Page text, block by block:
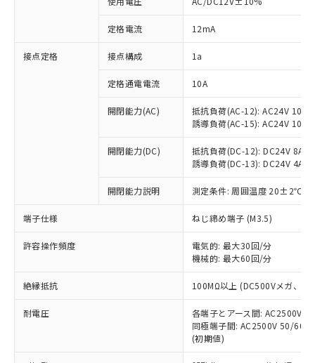
定格電流 12mA
接点定格 接点構成 1a
定格通電電流 10A
開閉能力(AC)
抵抗負荷(AC-12): AC24V 10A/
誘導負荷(AC-15): AC24V
開閉能力(DC)
抵抗負荷(DC-12): DC24V 8A/
誘導負荷(DC-13): DC24V 4A/
開閉能力説明 測定条件: 周囲温度 20±2℃、
端子仕様 ねじ締め端子 (M3.5)
許容操作頻度
電気的: 最大30回/分
機械的: 最大60回/分
絶縁抵抗 100MΩ以上 (DC500Vメガ、点
耐電圧
各端子とアース間: AC2500V
同極端子間: AC2500V 50/
(初期値)
ご利用条件
以下の条件をお読みいただき、同意のうえ
ご利用ください。
本サービスは、当社制御機器事業取扱
商品の当社在庫状況および標準価格
(税抜)を提供させていただくもので
当社制御機器事業取扱商品の中には、
本サービスの対象外となる商品もある
ことをご了承ください。
在庫状況および標準価格照会結果は、
記載している更新日時点での社内デー
タに基づき作成されるものであり、閲
覧された時点での実際の在庫および標
準価格とは異なる場合があることをご
※1 対応状況
対応済み：EU RoHS指令（10物質）の
非含有に対応した製品が提供可能な商品で
対応予定：EU RoHS指令（10物質）の非含
有に対応した製品に切り替える予定のある
対応予定なし：EU RoHS指令（10物質）の
非含有に非対応の商品で、対応品を出す予
定はありません。
調査・確認中：EU RoHS指令（10物質）の
非含有の対応状況を調査中または確認中の
非該当品：ライセンス料など無形物で、有
害物質有無と関係のない商品です。
仕入先様の事情により、非含有部品として
いたものが、含有品と判明した場合などや
むを得ず変更することがあります。
鉛(Pb) 1000ppm以下、 水銀(Hg) 1000ppm以下、 カド
六価クロム(Cr(Ⅵ)) 1000ppm以下、ポリ臭化ビフェニル
類(PBB) 1000ppm以下、ポリ臭化ジフェニルエーテル類
(PBDE) 1000ppm以下、フタル酸ビス(2-エチルヘキシ
※1 中国RoHS○×表
「○」：最大均質材料含有率が中国RoHSの
基準値以下であることを示します。
「×」：最大均質材料含有率が中国RoHSの
基準値を超えていることを示します。
「－」：未確認です。当社販売部門へお問
い合わせください。
*中国RoHS10物質の基準値 (GB/T26572)：
Pb(鉛) :1000ppm、 Hg(水銀) : 1000ppm、 Cd(カドミウ
Cr(Ⅵ)(六価クロム) : 1000ppm、 PBBs(ポリ臭化ビフェ
当社は、これら貴社製品のうち、外国
為替および外国貿易法に定める商品
（以下｢規制貨物等」という）を輸出
国政府の輸出許可(または役務取引許
可)を取得するなどの必要な手続きを